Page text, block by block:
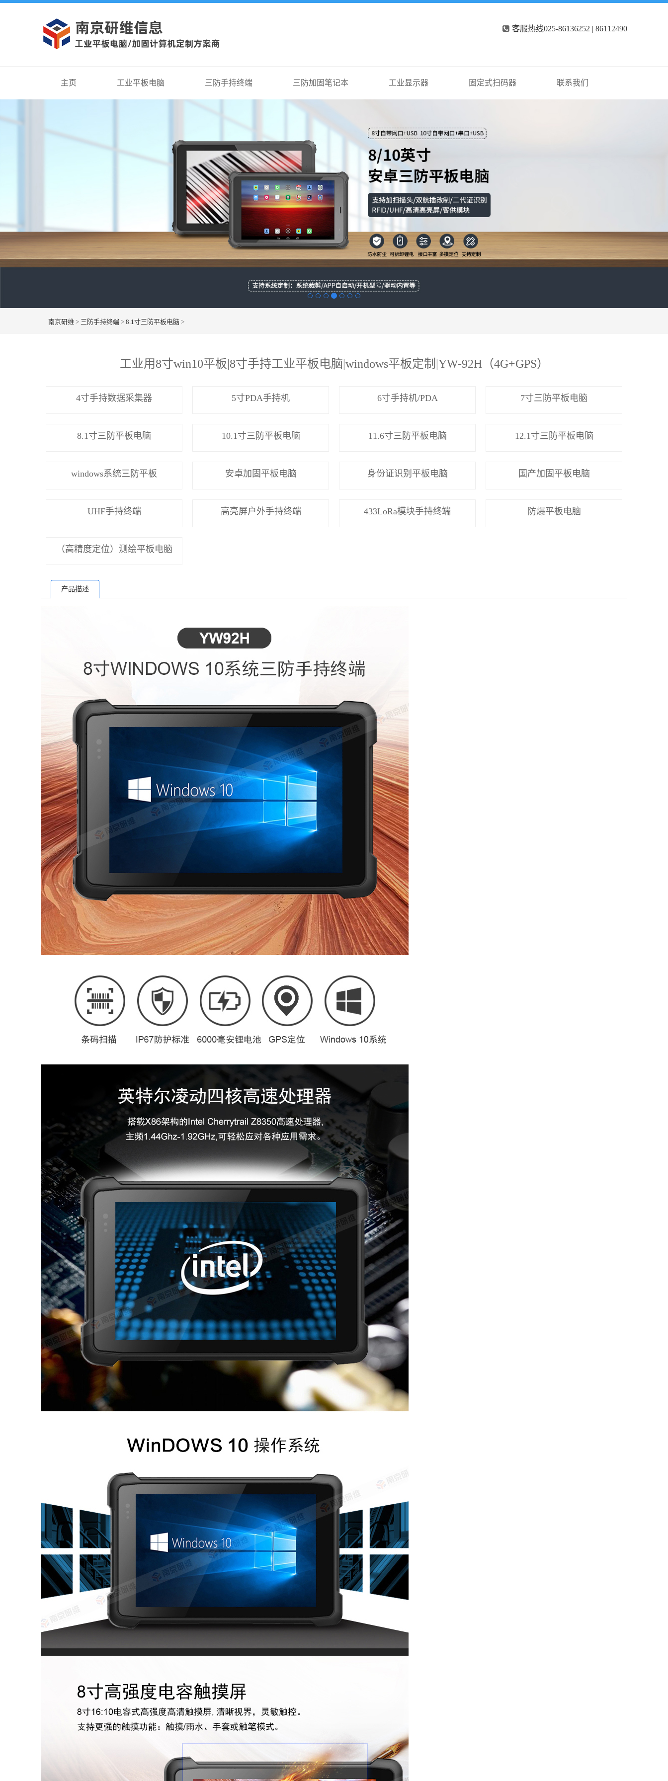
客服热线025-86136252 | 86112490
主页 工业平板电脑 三防手持终端 三防加固笔记本 工业显示器 固定式扫码器 联系我们
南京研维 > 三防手持终端 > 8.1寸三防平板电脑 >
工业用8寸win10平板|8寸手持工业平板电脑|windows平板定制|YW-92H（4G+GPS）
4寸手持数据采集器 5寸PDA手持机 6寸手持机/PDA 7寸三防平板电脑
8.1寸三防平板电脑 10.1寸三防平板电脑 11.6寸三防平板电脑 12.1寸三防平板电脑
windows系统三防平板 安卓加固平板电脑 身份证识别平板电脑 国产加固平板电脑
UHF手持终端 高亮屏户外手持终端 433LoRa模块手持终端 防爆平板电脑
（高精度定位）测绘平板电脑
产品描述